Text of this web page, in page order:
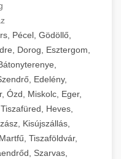
Pécel, Gödöllő,
Dorog, Esztergom,
Edelény,
Ózd, Miskolc, Eger,
Heves,
Kisújszállás,
Tiszaföldvár,
Szarvas,